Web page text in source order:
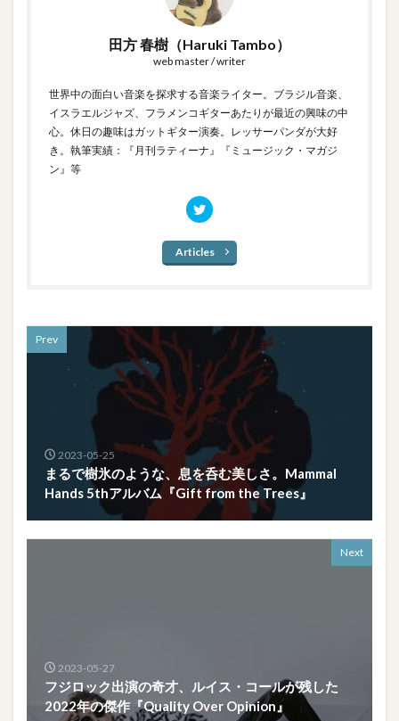
田方 春樹（Haruki Tambo）
web master / writer
世界中の面白い音楽を探求する音楽ライター。ブラジル音楽、
イスラエルジャズ、フラメンコギターあたりが最近の興味の中
心。休日の趣味はガットギター演奏。レッサーパンダが大好
き。執筆実績：『月刊ラティーナ』『ミュージック・マガジ
ン』等
Articles
Prev
2023-05-25
まるで樹氷のような、息を呑む美しさ。Mammal
Hands 5thアルバム『Gift from the Trees』
Next
2023-05-27
フジロック出演の奇才、ルイス・コールが残した
2022年の傑作『Quality Over Opinion』